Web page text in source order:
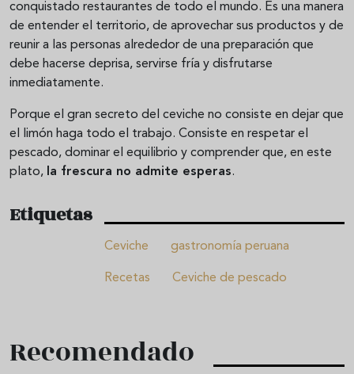
conquistado restaurantes de todo el mundo. Es una manera
de entender el territorio, de aprovechar sus productos y de
reunir a las personas alrededor de una preparación que
debe hacerse deprisa, servirse fría y disfrutarse
inmediatamente.
Porque el gran secreto del ceviche no consiste en dejar que
el limón haga todo el trabajo. Consiste en respetar el
pescado, dominar el equilibrio y comprender que, en este
plato, la frescura no admite esperas.
Etiquetas
Ceviche gastronomía peruana
Recetas Ceviche de pescado
Recomendado